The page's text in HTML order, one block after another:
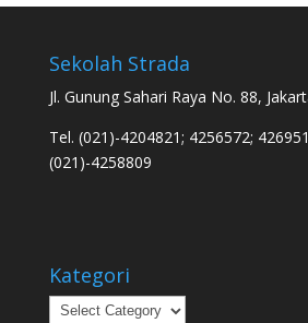
Sekolah Strada
Jl. Gunung Sahari Raya No. 88,
Tel. (021)-4204821; 4256572;
(021)-4258809
Kategori
Kategori